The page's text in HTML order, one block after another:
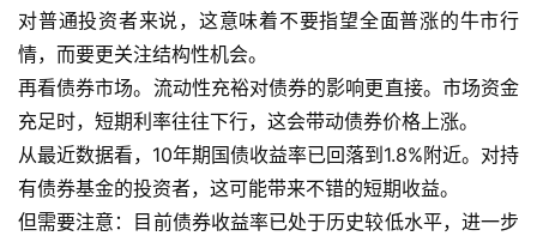
项
目
A
提
示
词
对普通投资者来说，这意味着不要指望全面普涨的牛市行
情，而要更关注结构性机会。
再看债券市场。流动性充裕对债券的影响更直接。市场资金
充足时，短期利率往往下行，这会带动债券价格上涨。
从最近数据看，10年期国债收益率已回落到1.8%附近。对持
有债券基金的投资者，这可能带来不错的短期收益。
但需要注意：目前债券收益率已处于历史较低水平，进一步